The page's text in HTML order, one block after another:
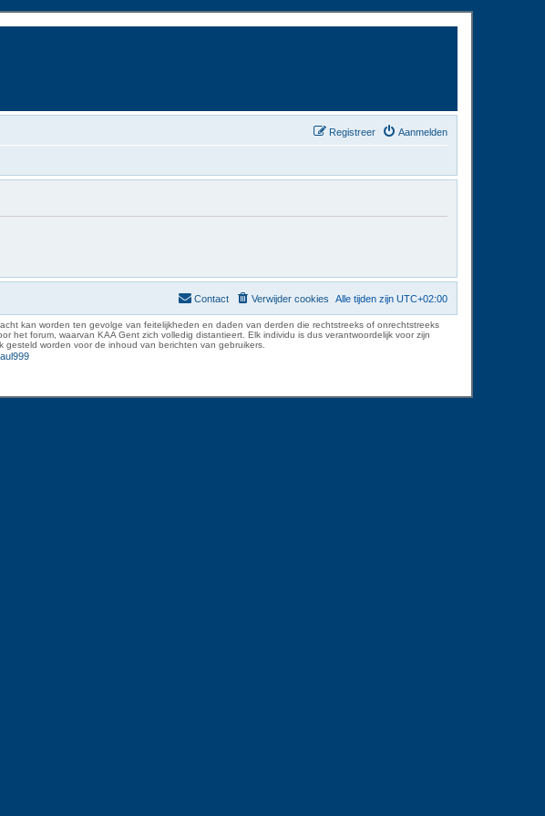
Aanmelden
Registreer
Alle tijden zijn UTC+02:00
Verwijder cookies
Contact
kan worden ten gevolge van feitelijkheden en daden van derden die rechtstreeks of onrechtstreeks
forum, waarvan KAA Gent zich volledig distantieert. Elk individu is dus verantwoordelijk voor zijn
worden voor de inhoud van berichten van gebruikers.